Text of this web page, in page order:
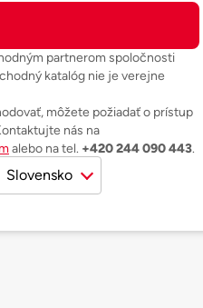
partnerom spoločnosti
katalóg nie je verejne
môžete požiadať o prístup
nás na
alebo na tel. +420 244 090 443.
Slovensko